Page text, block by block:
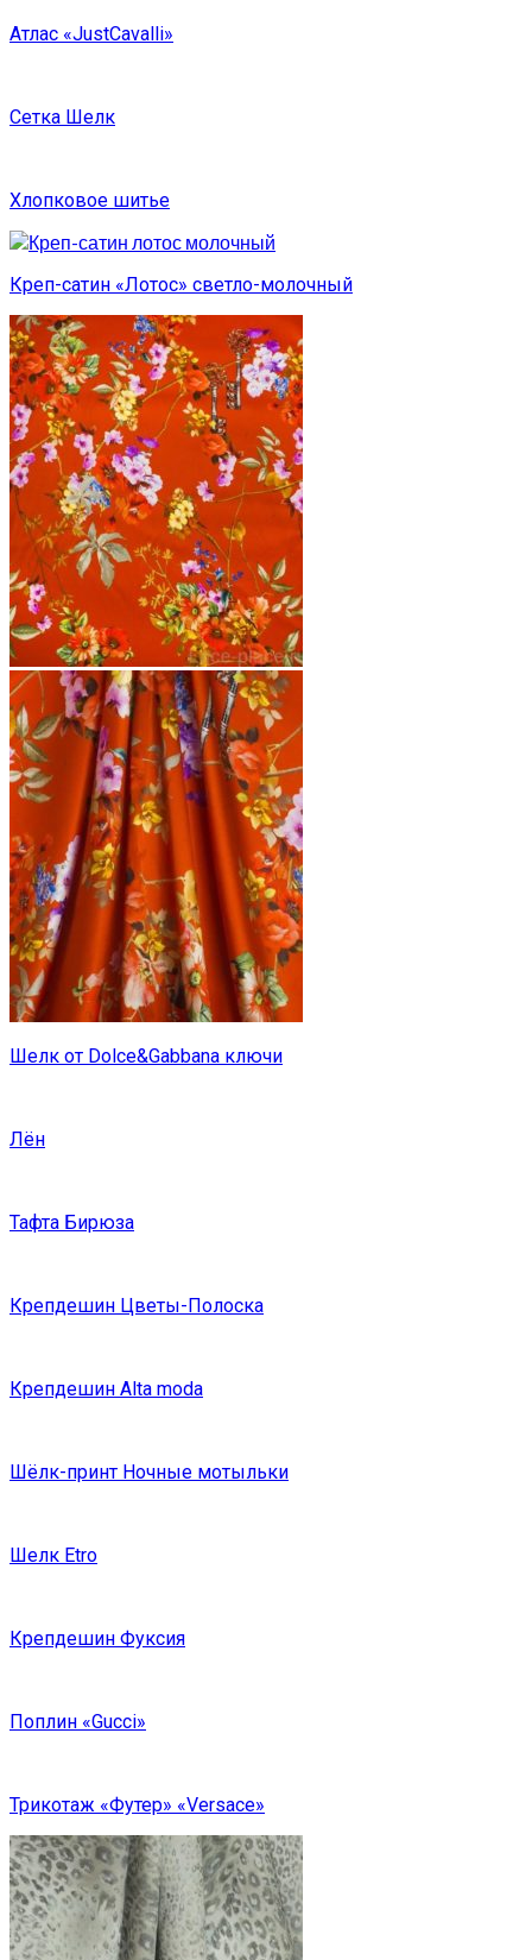
Атлас «JustCavalli»
Сетка Шелк
Хлопковое шитье
Креп-сатин «Лотос» светло-молочный
Шелк от Dolce&Gabbana ключи
Лён
Тафта Бирюза
Крепдешин Цветы-Полоска
Крепдешин Alta moda
Шёлк-принт Ночные мотыльки
Шелк Etro
Крепдешин Фуксия
Поплин «Gucci»
Трикотаж «Футер» «Versace»